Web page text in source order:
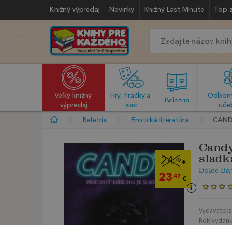
Knižný výpredaj Novinky Knižný Last Minute Top
Veľký knižný
výpredaj
Hry, hračky a
viac
Beletria
Beletria Erotická literatúra
24,70 €
23,47 €
Dolce
Rok